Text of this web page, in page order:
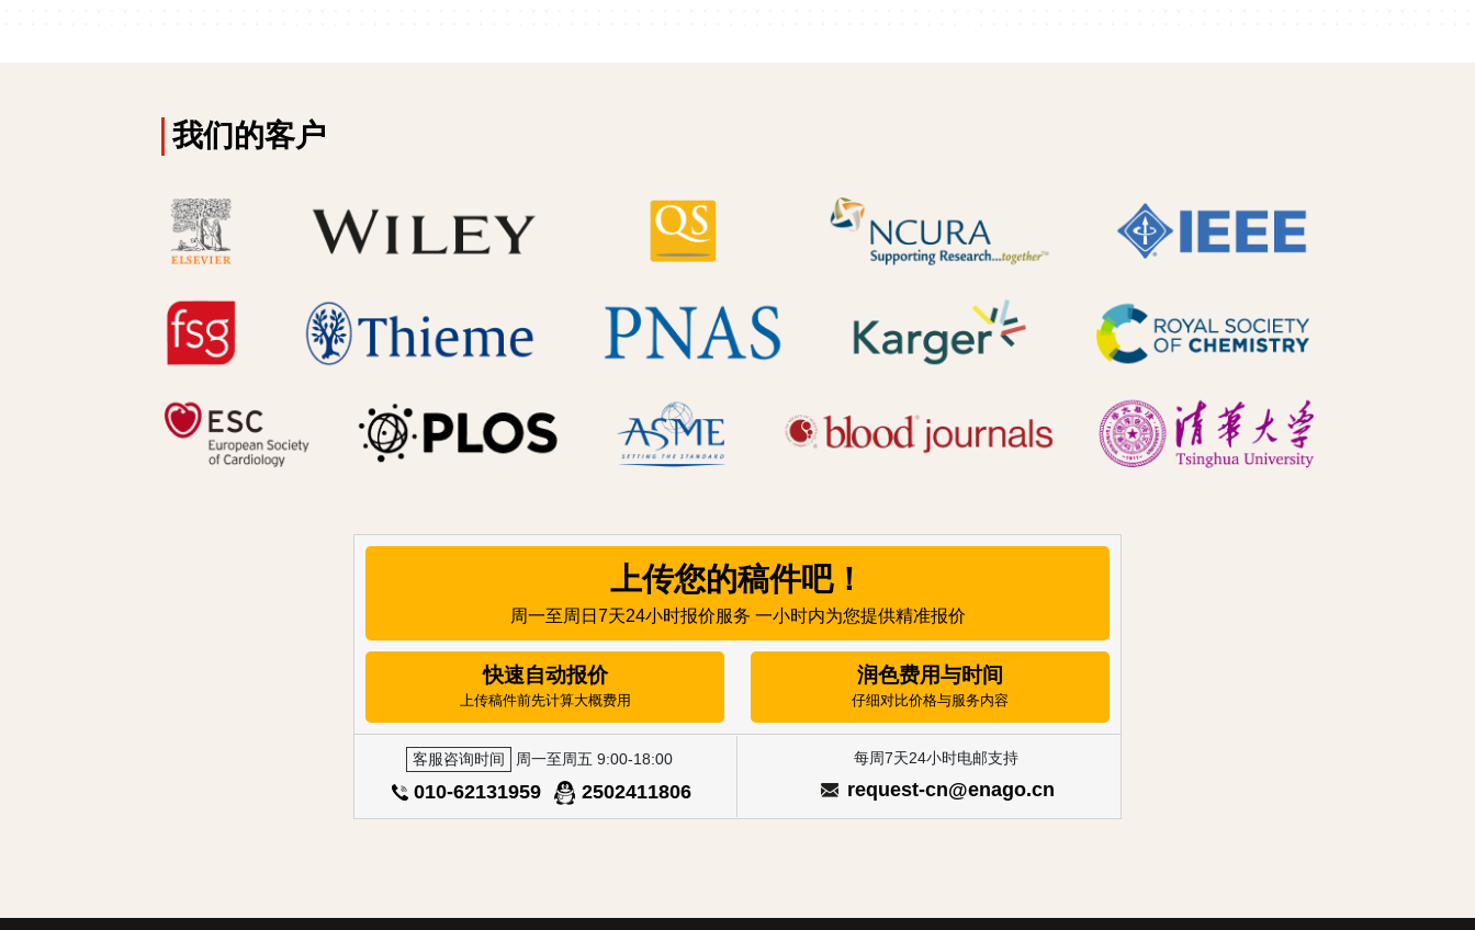
我们的客户
上传您的稿件吧！
周一至周日7天24小时报价服务 一小时内为您提供精准报价
快速自动报价
上传稿件前先计算大概费用
润色费用与时间
仔细对比价格与服务内容
客服咨询时间 周一至周五 9:00-18:00
010-62131959 2502411806
每周7天24小时电邮支持
request-cn@enago.cn